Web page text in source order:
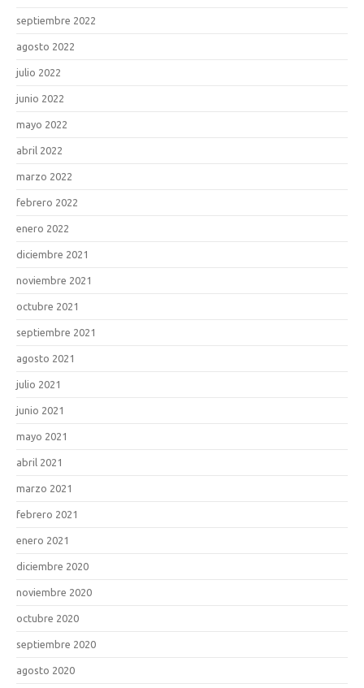
septiembre 2022
agosto 2022
julio 2022
junio 2022
mayo 2022
abril 2022
marzo 2022
febrero 2022
enero 2022
diciembre 2021
noviembre 2021
octubre 2021
septiembre 2021
agosto 2021
julio 2021
junio 2021
mayo 2021
abril 2021
marzo 2021
febrero 2021
enero 2021
diciembre 2020
noviembre 2020
octubre 2020
septiembre 2020
agosto 2020